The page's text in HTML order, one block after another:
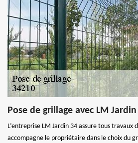
Pose de grillage avec LM
L’entreprise LM Jardin 34 assure tous travaux
accompagne le propriétaire dans le choix du